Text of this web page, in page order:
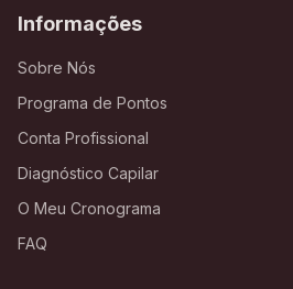
Informações
Sobre Nós
Programa de Pontos
Conta Profissional
Diagnóstico Capilar
O Meu Cronograma
FAQ